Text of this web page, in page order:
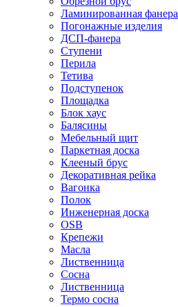
Ламинированная фанера
Погонажные изделия
ДСП-фанера
Ступени
Перила
Тетива
Подступенок
Площадка
Блок хаус
Балясины
Мебельный щит
Паркетная доска
Клееный брус
Декоративная рейка
Вагонка
Полок
Инженерная доска
OSB
Крепежи
Масла
Лиственница
Сосна
Лиственница
Термо сосна